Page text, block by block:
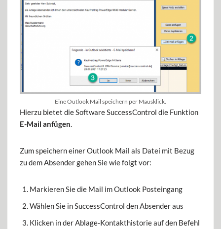
Eine Outlook Mail speichern per Mausklick.
Hierzu bietet die Software SuccessControl die Funktion
E-Mail anfügen.
Zum speichern einer Outlook Mail als Datei mit Bezug
zu dem Absender gehen Sie wie folgt vor:
Markieren Sie die Mail im Outlook Posteingang
Wählen Sie in SuccessControl den Absender aus
Klicken in der Ablage-Kontakthistorie auf den Befehl